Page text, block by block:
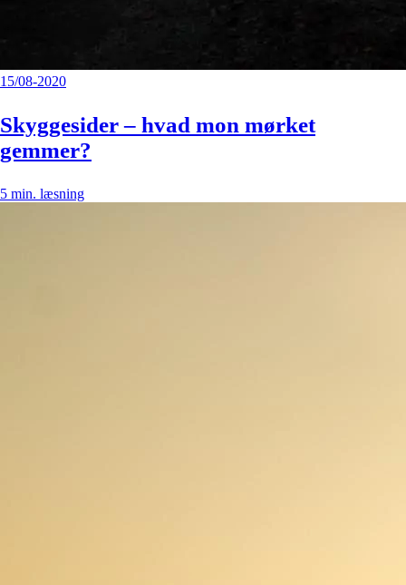
15/08-2020
Skyggesider – hvad mon mørket
gemmer?
5 min. læsning